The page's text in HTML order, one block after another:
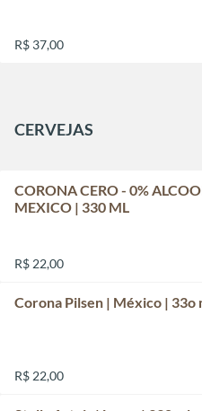
R$ 37,00
CERVEJAS
CORONA CERO - 0%
MEXICO | 330 ML
R$ 22,00
Corona Pilsen | México | 33o
R$ 22,00